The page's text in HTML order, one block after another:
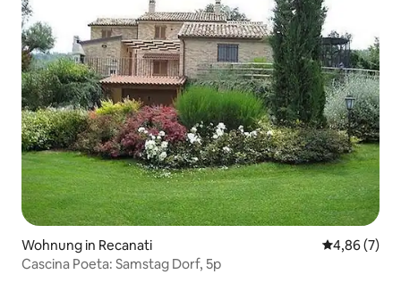
Wohnung in Recanati
4,86 (7)
Cascina Poeta: Samstag Dorf, 5p